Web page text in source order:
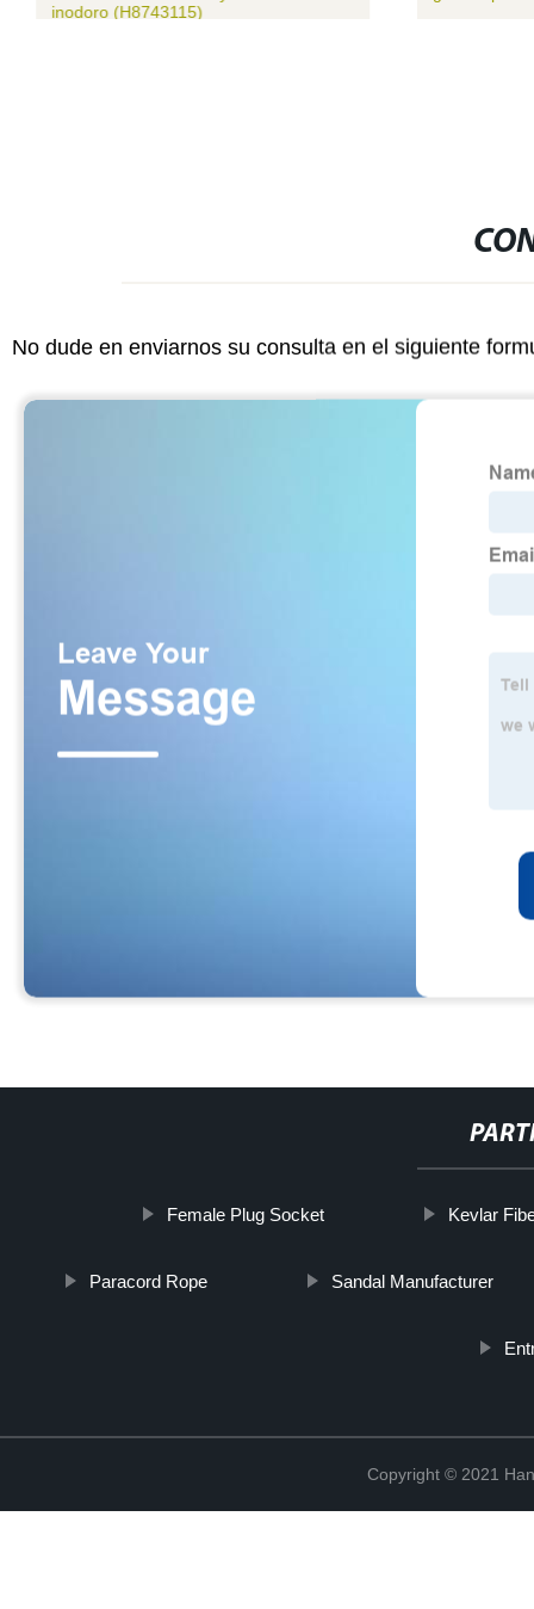
inodoro (H8743115)
No dude en enviarnos su consulta en el siguiente
Female Plug Socket Kevlar
Paracord Rope Sandal Manufacturer
Copyright © 2021